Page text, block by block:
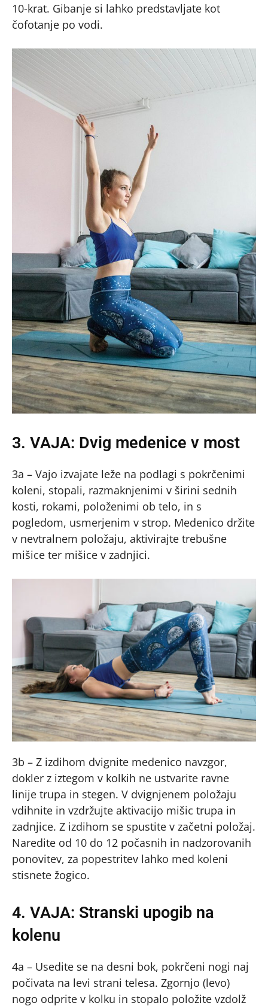
10-krat. Gibanje si lahko predstavljate kot
čofotanje po vodi.
3. VAJA: Dvig medenice v most
3a – Vajo izvajate leže na podlagi s pokrčenimi
koleni, stopali, razmaknjenimi v širini sednih
kosti, rokami, položenimi ob telo, in s
pogledom, usmerjenim v strop. Medenico držite
v nevtralnem položaju, aktivirajte trebušne
mišice ter mišice v zadnjici.
3b – Z izdihom dvignite medenico navzgor,
dokler z iztegom v kolkih ne ustvarite ravne
linije trupa in stegen. V dvignjenem položaju
vdihnite in vzdržujte aktivacijo mišic trupa in
zadnjice. Z izdihom se spustite v začetni položaj.
Naredite od 10 do 12 počasnih in nadzorovanih
ponovitev, za popestritev lahko med koleni
stisnete žogico.
4. VAJA: Stranski upogib na
kolenu
4a – Usedite se na desni bok, pokrčeni nogi naj
počivata na levi strani telesa. Zgornjo (levo)
nogo odprite v kolku in stopalo položite vzdolž